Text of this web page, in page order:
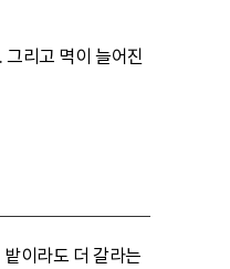
리고 멱이 늘어진
이라도 더 갈라는